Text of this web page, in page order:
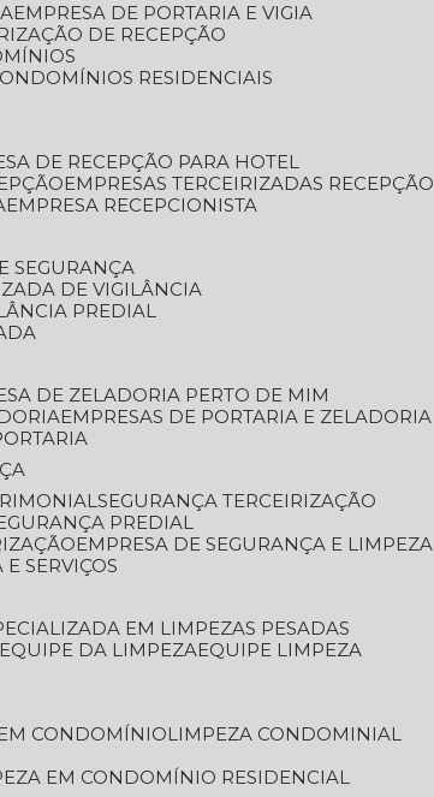
EMPRESA DE PORTARIA E VIGIA
DE RECEPÇÃO
RESIDENCIAIS
DE RECEPÇÃO PARA HOTEL
EMPRESAS TERCEIRIZADAS RECEPÇÃO
EMPRESA RECEPCIONISTA
SEGURANÇA
DE VIGILÂNCIA
PREDIAL
DE ZELADORIA PERTO DE MIM
EMPRESAS DE PORTARIA E ZELADORIA
SEGURANÇA TERCEIRIZAÇÃO
PREDIAL
EMPRESA DE SEGURANÇA E LIMPEZA
SERVIÇOS
EM LIMPEZAS PESADAS
EQUIPE DA LIMPEZA EQUIPE LIMPEZA
CONDOMÍNIO
LIMPEZA CONDOMINIAL
EM CONDOMÍNIO RESIDENCIAL